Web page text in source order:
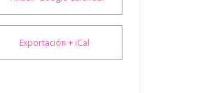
Exportación + iCal